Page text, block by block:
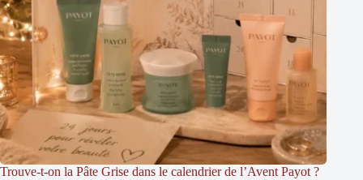
Trouve-t-on la Pâte Grise dans le calendrier de l’Avent Payot ?